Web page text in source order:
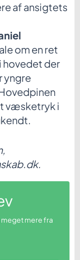
af ansigtets
om en ret
der
yngre
væsketryk i
meget mere fra